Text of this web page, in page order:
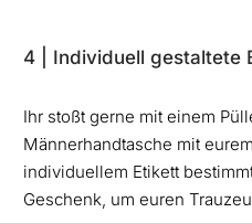
4 | Individuell gestaltete
Ihr stoßt gerne mit einem
Männerhandtasche mit
individuellem Etikett
Geschenk, um euren